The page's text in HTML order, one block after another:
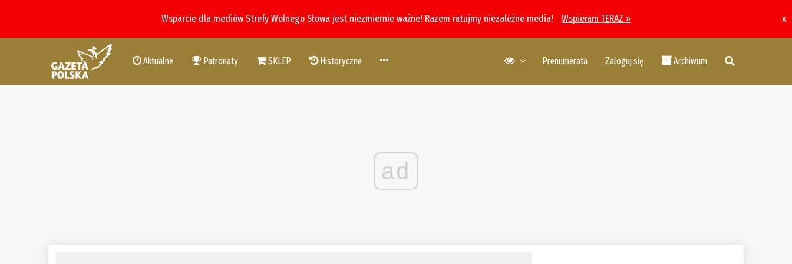
Wsparcie dla mediów Strefy Wolnego Słowa jest niezmiernie ważne! Razem ratujmy niezależne media! Wspieram TERAZ » x
Aktualne Patronaty SKLEP Historyczne Prenumerata Zaloguj się Archiwum
ad